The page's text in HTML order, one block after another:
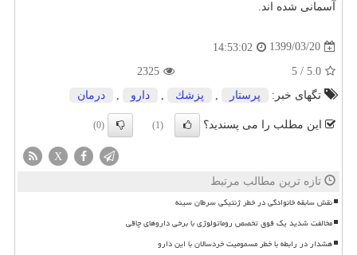
آسمانی شده اند.
1399/03/20
14:53:02
5.0
/
5
2325
تگهای خبر:
پرستار پزشك دارو درمان
این مطلب را می پسندید؟ (1)
(0)
X
تازه ترین مطالب مرتبط
نقش سابقه خانوادگی در خطر ژنتیکی سرطان سینه
مخالفت شدید یک فوق تخصص روماتولوژی با برخی داروهای چاقی
هشدار در رابطه با خطر مسمومیت خردسالان با این دارو